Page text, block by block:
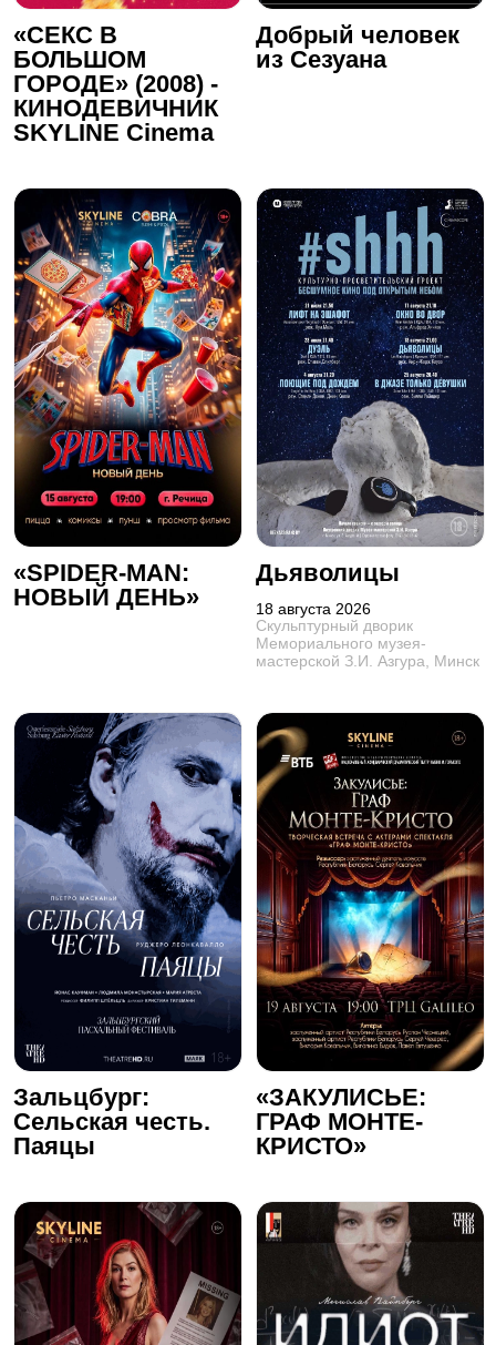
«СЕКС В
БОЛЬШОМ
ГОРОДЕ» (2008) -
КИНОДЕВИЧНИК
SKYLINE Cinema
Добрый человек
из Сезуана
«SPIDER-MAN:
НОВЫЙ ДЕНЬ»
Дьяволицы
18 августа 2026
Скульптурный дворик
Мемориального музея-
мастерской З.И. Азгура, Минск
Зальцбург:
Сельская честь.
Паяцы
«ЗАКУЛИСЬЕ:
ГРАФ МОНТЕ-
КРИСТО»